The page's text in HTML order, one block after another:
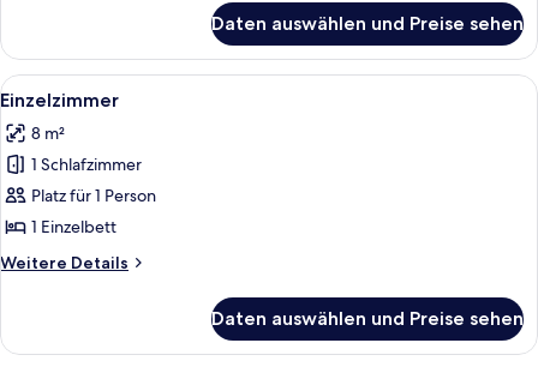
Doppel-
oder
-
Daten auswählen und Preise sehen
Alle
Fotos
für
Einzelzimmer
anzeigen
Ein Schlafzimmer mit einem Bett,
5
Einzelzimmer
8 m²
1 Schlafzimmer
Platz für 1 Person
1 Einzelbett
Weitere Details
Weitere
Daten auswählen und Preise sehen